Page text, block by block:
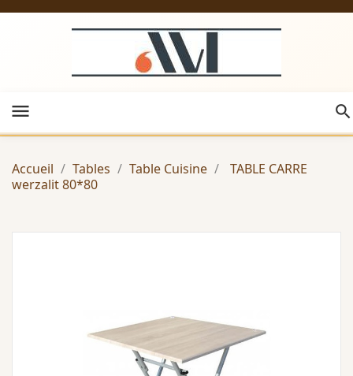
menu
Accueil Tables Table Cuisine
TABLE CARRE
werzalit 80*80